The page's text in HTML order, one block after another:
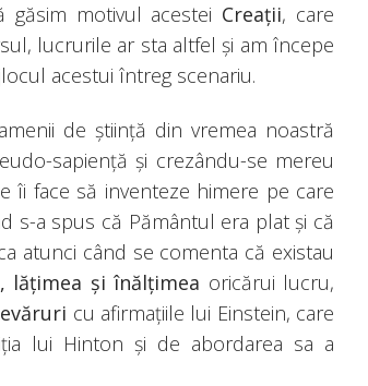
găsim motivul acestei Creații, care
lucrurile ar sta altfel și am începe
acestui întreg scenariu.
de știință din vremea noastră
sapiență și crezându-se mereu
îi face să inventeze himere pe care
s-a spus că Pământul era plat și că
atunci când se comenta că existau
lățimea și înălțimea oricărui lucru,
cu afirmațiile lui Einstein, care
lui Hinton și de abordarea sa a